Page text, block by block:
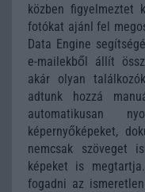
közben figyelmeztet
fotókat ajánl fel
Data Engine
e-mailekből állít
akár olyan
adtunk hozzá
automatikusan
képernyőképeket,
nemcsak szöveget
képeket is
fogadni az